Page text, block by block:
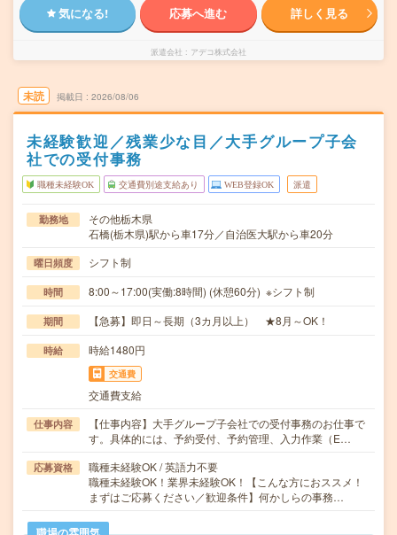
気になる! 応募へ進む 詳しく見る
派遣会社 アデコ株式会社
未読 掲載日 2026/08/06
未経験歓迎／残業少な目／大手グループ子会
社での受付事務
職種未経験OK 交通費別途支給あり WEB登録OK 派遣
勤務地
その他栃木県
石橋(栃木県)駅から車17分／自治医大駅から車20分
曜日頻度 シフト制
時間 8:00～17:00(実働:8時間) (休憩60分) ※シフト制
期間 【急募】即日～長期（3カ月以上） ★8月～OK！
時給 時給1480円
交通費
交通費支給
仕事内容
【仕事内容】大手グループ子会社での受付事務のお仕事で
す。具体的には、予約受付、予約管理、入力作業（E…
応募資格
職種未経験OK / 英語力不要
職種未経験OK！業界未経験OK！【こんな方におススメ！
まずはご応募ください／歓迎条件】何かしらの事務…